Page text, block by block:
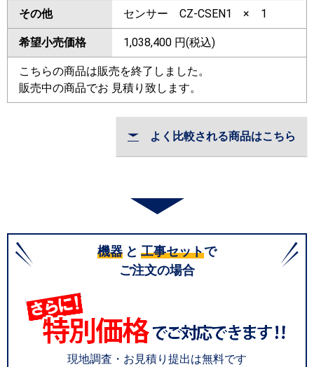
その他 センサー CZ-CSEN1 × 1
希望小売価格 1,038,400 円(税込)
こちらの商品は販売を終了しました。
販売中の商品でお 見積り致します。
よく比較される商品はこちら
機器 と 工事セットで
ご注文の場合
現地調査・お見積り提出は無料です